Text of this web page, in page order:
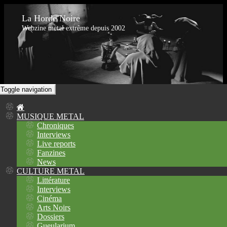
La Horde Noire
Webzine metal extrême depuis 2002
Toggle navigation
MUSIQUE METAL
Chroniques
Interviews
Live reports
Fanzines
News
CULTURE METAL
Littérature
Interviews
Cinéma
Arts Noirs
Dossiers